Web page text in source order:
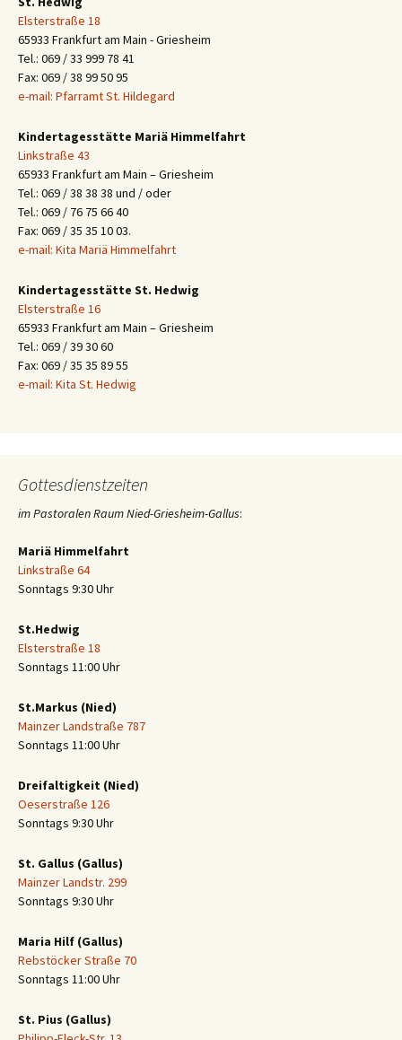
Elsterstraße 18
65933 Frankfurt am Main - Griesheim
Tel.: 069 / 33 999 78 41
Fax: 069 / 38 99 50 95
e-mail: Pfarramt St. Hildegard
Kindertagesstätte Mariä Himmelfahrt
Linkstraße 43
65933 Frankfurt am Main – Griesheim
Tel.: 069 / 38 38 38 und / oder
Tel.: 069 / 76 75 66 40
Fax: 069 / 35 35 10 03.
e-mail: Kita Mariä Himmelfahrt
Kindertagesstätte St. Hedwig
Elsterstraße 16
65933 Frankfurt am Main – Griesheim
Tel.: 069 / 39 30 60
Fax: 069 / 35 35 89 55
e-mail: Kita St. Hedwig
Gottesdienstzeiten
im Pastoralen Raum Nied-Griesheim-Gallus:
Mariä Himmelfahrt
Linkstraße 64
Sonntags 9:30 Uhr
St.Hedwig
Elsterstraße 18
Sonntags 11:00 Uhr
St.Markus (Nied)
Mainzer Landstraße 787
Sonntags 11:00 Uhr
Dreifaltigkeit (Nied)
Oeserstraße 126
Sonntags 9:30 Uhr
St. Gallus (Gallus)
Mainzer Landstr. 299
Sonntags 9:30 Uhr
Maria Hilf (Gallus)
Rebstöcker Straße 70
Sonntags 11:00 Uhr
St. Pius (Gallus)